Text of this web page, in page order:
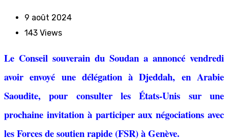
9 août 2024
143 Views
Le Conseil souverain du Soudan a annoncé vendredi
avoir envoyé une délégation à Djeddah, en Arabie
Saoudite, pour consulter les États-Unis sur une
prochaine invitation à participer aux négociations avec
les Forces de soutien rapide (FSR) à Genève.